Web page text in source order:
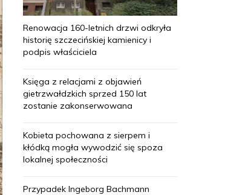
Renowacja 160-letnich drzwi odkryła
historię szczecińskiej kamienicy i
podpis właściciela
Księga z relacjami z objawień
gietrzwałdzkich sprzed 150 lat
zostanie zakonserwowana
Kobieta pochowana z sierpem i
kłódką mogła wywodzić się spoza
lokalnej społeczności
Przypadek Ingeborg Bachmann